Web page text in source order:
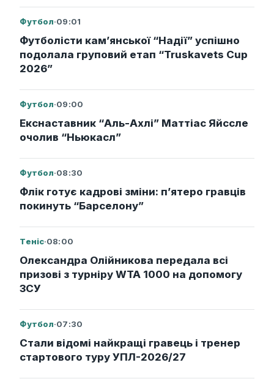
Футбол·09:01
Футболісти кам’янської “Надії” успішно
подолала груповий етап “Truskavets Cup
2026”
Футбол·09:00
Екснаставник “Аль-Ахлі” Маттіас Яйссле
очолив “Ньюкасл”
Футбол·08:30
Флік готує кадрові зміни: п’ятеро гравців
покинуть “Барселону”
Теніс·08:00
Олександра Олійникова передала всі
призові з турніру WTA 1000 на допомогу
ЗСУ
Футбол·07:30
Стали відомі найкращі гравець і тренер
стартового туру УПЛ-2026/27